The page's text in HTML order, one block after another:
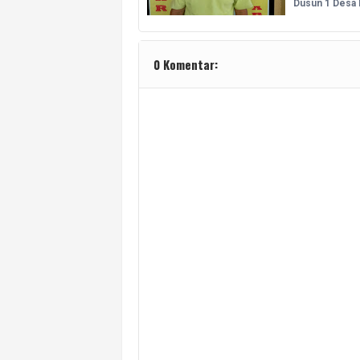
Dusun 1 Desa
0 Komentar: